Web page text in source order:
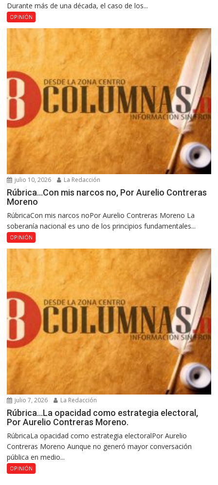
Durante más de una década, el caso de los...
OPINIÓN
julio 10, 2026 La Redacción
Rúbrica…Con mis narcos no, Por Aurelio Contreras
Moreno
RúbricaCon mis narcos noPor Aurelio Contreras Moreno La
soberanía nacional es uno de los principios fundamentales...
OPINIÓN
julio 7, 2026 La Redacción
Rúbrica…La opacidad como estrategia electoral,
Por Aurelio Contreras Moreno.
RúbricaLa opacidad como estrategia electoralPor Aurelio
Contreras Moreno Aunque no generó mayor conversación
pública en medio...
OPINIÓN